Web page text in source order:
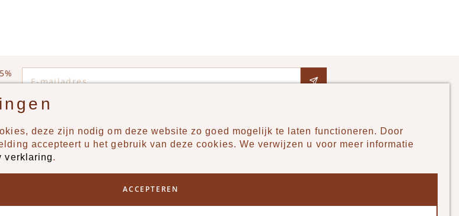
Producten Pudilo
deze zijn nodig om deze website zo goed mogelijk te laten functioneren. Door
accepteert u het gebruik van deze cookies. We verwijzen u voor meer informatie
verklaring.
ACCEPTEREN